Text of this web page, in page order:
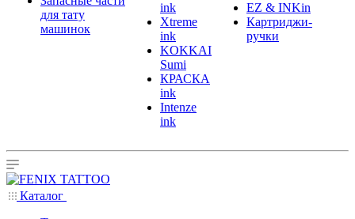
для тату
машинок
ink
Xtreme
ink
KOKKAI
Sumi
КРАСКА
ink
Intenze
ink
EZ & INKin
Картриджи-
ручки
Каталог